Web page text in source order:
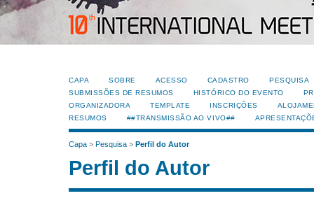
CAPA SOBRE ACESSO CADASTRO
PESQUISA
SUBMISSÕES DE RESUMOS
HISTÓRICO DO EVENTO
ORGANIZADORA
TEMPLATE INSCRIÇÕES
RESUMOS
##TRANSMISSÃO AO VIVO##
Capa > Pesquisa > Perfil do Autor
Perfil do Autor